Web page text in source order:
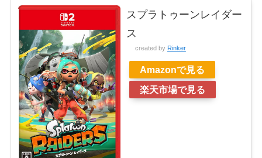
スプラトゥーンレイダー
ス
created by Rinker
Amazonで見る
楽天市場で見る